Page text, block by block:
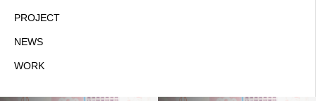
PROJECT
NEWS
WORK